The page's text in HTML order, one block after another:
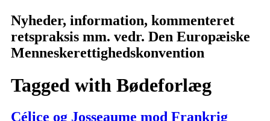
Nyheder, information, kommenteret
retspraksis mm. vedr. Den Europæiske
Menneskerettighedskonvention
Tagged with Bødeforlæg
Célice og Josseaume mod Frankrig